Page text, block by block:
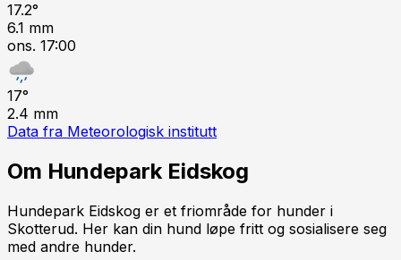
17.2°
6.1 mm
ons. 17:00
17°
2.4 mm
Data fra Meteorologisk institutt
Om Hundepark Eidskog
Hundepark Eidskog er et friområde for hunder i
Skotterud. Her kan din hund løpe fritt og sosialisere seg
med andre hunder.